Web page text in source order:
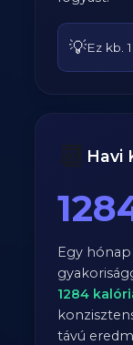
💡Ez kb.
📆 Havi
Egy
1284
távú